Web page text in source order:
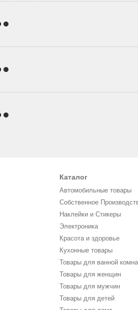
Каталог
Автомобильные товары
Собственное
Наклейки и Стикеры
Электроника
Красота и здоровье
Кухонные товары
Товары для ванной
Товары для женщин
Товары для мужчин
Товары для детей